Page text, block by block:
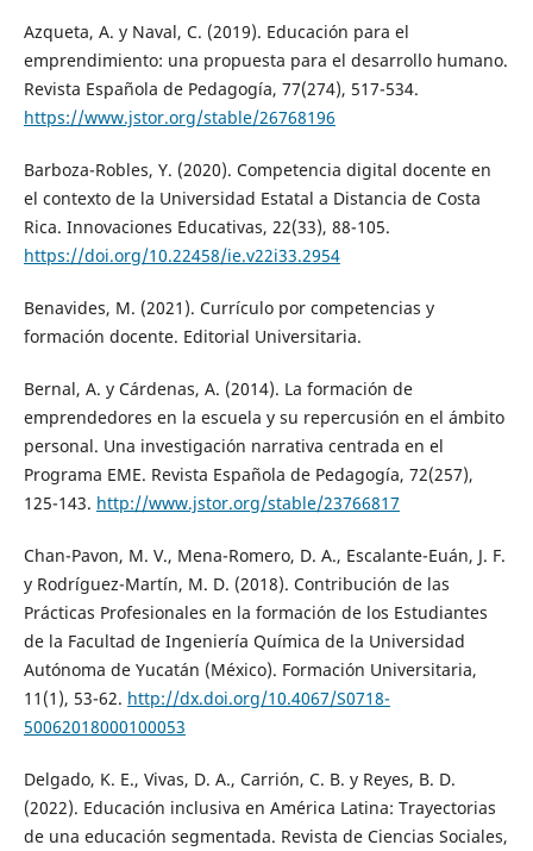
Azqueta, A. y Naval, C. (2019). Educación para el
emprendimiento: una propuesta para el desarrollo humano.
Revista Española de Pedagogía, 77(274), 517-534.
https://www.jstor.org/stable/26768196
Barboza-Robles, Y. (2020). Competencia digital docente en
el contexto de la Universidad Estatal a Distancia de Costa
Rica. Innovaciones Educativas, 22(33), 88-105.
https://doi.org/10.22458/ie.v22i33.2954
Benavides, M. (2021). Currículo por competencias y
formación docente. Editorial Universitaria.
Bernal, A. y Cárdenas, A. (2014). La formación de
emprendedores en la escuela y su repercusión en el ámbito
personal. Una investigación narrativa centrada en el
Programa EME. Revista Española de Pedagogía, 72(257),
125-143. http://www.jstor.org/stable/23766817
Chan-Pavon, M. V., Mena-Romero, D. A., Escalante-Euán, J. F.
y Rodríguez-Martín, M. D. (2018). Contribución de las
Prácticas Profesionales en la formación de los Estudiantes
de la Facultad de Ingeniería Química de la Universidad
Autónoma de Yucatán (México). Formación Universitaria,
11(1), 53-62. http://dx.doi.org/10.4067/S0718-
50062018000100053
Delgado, K. E., Vivas, D. A., Carrión, C. B. y Reyes, B. D.
(2022). Educación inclusiva en América Latina: Trayectorias
de una educación segmentada. Revista de Ciencias Sociales,